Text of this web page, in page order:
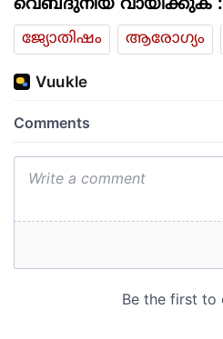
വെബ്ദുനിയ വായിക്കുക :
ജ്യോതിഷം
ആരോഗ്യം